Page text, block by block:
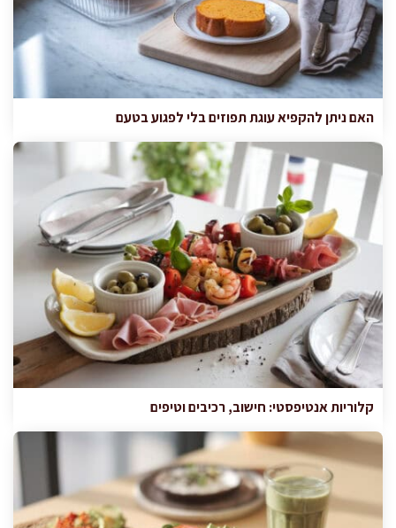
האם ניתן להקפיא עוגת תפוזים בלי לפגוע בטעם
קלוריות אנטיפסטי: חישוב, רכיבים וטיפים